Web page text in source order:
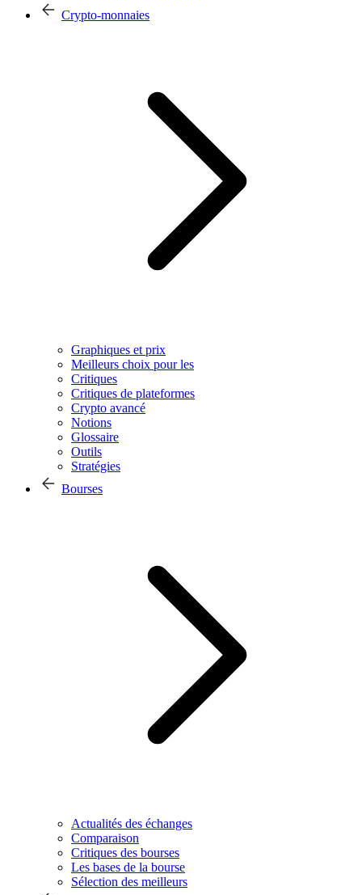
Crypto-monnaies
Graphiques et prix
Meilleurs choix pour les
Critiques
Critiques de plateformes
Crypto avancé
Notions
Glossaire
Outils
Stratégies
Bourses
Actualités des échanges
Comparaison
Critiques des bourses
Les bases de la bourse
Sélection des meilleurs